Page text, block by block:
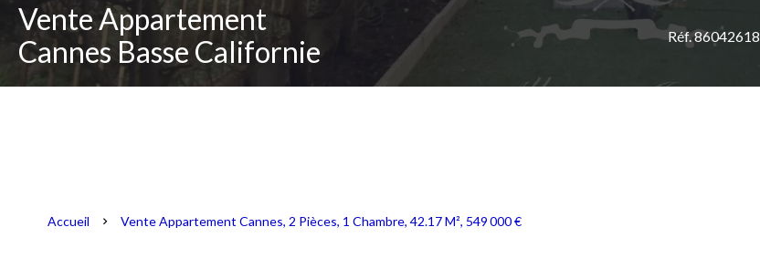
Vente Appartement
Cannes Basse Californie
Réf. 86042618
Accueil Vente Appartement Cannes, 2 Pièces, 1 Chambre, 42.17 M², 549 000 €